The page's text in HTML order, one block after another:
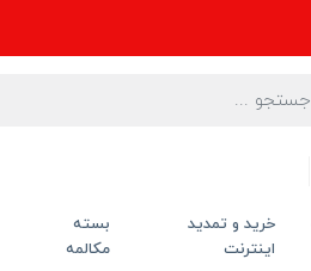
خرید و تمدید
اینترنت
بسته
مکالمه